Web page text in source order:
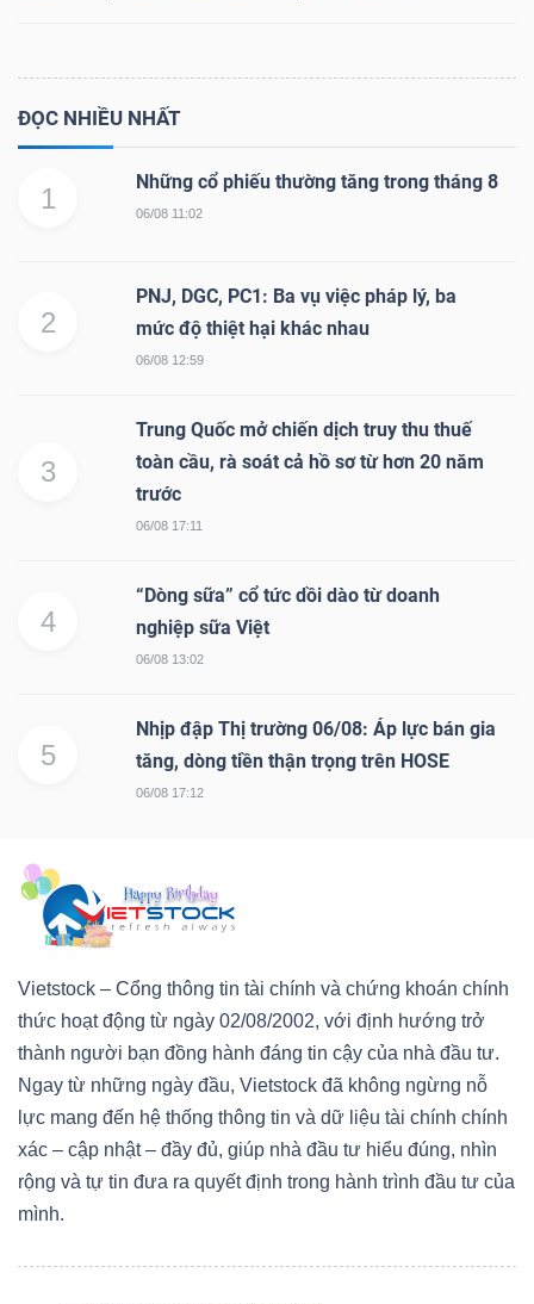
ĐỌC NHIỀU NHẤT
1
Những cổ phiếu thường tăng trong tháng 8
06/08 11:02
2
PNJ, DGC, PC1: Ba vụ việc pháp lý, ba
mức độ thiệt hại khác nhau
06/08 12:59
3
Trung Quốc mở chiến dịch truy thu thuế
toàn cầu, rà soát cả hồ sơ từ hơn 20 năm
trước
06/08 17:11
4
“Dòng sữa” cổ tức dồi dào từ doanh
nghiệp sữa Việt
06/08 13:02
5
Nhịp đập Thị trường 06/08: Áp lực bán gia
tăng, dòng tiền thận trọng trên HOSE
06/08 17:12
Vietstock – Cổng thông tin tài chính và chứng khoán chính
thức hoạt động từ ngày 02/08/2002, với định hướng trở
thành người bạn đồng hành đáng tin cậy của nhà đầu tư.
Ngay từ những ngày đầu, Vietstock đã không ngừng nỗ
lực mang đến hệ thống thông tin và dữ liệu tài chính chính
xác – cập nhật – đầy đủ, giúp nhà đầu tư hiểu đúng, nhìn
rộng và tự tin đưa ra quyết định trong hành trình đầu tư của
mình.